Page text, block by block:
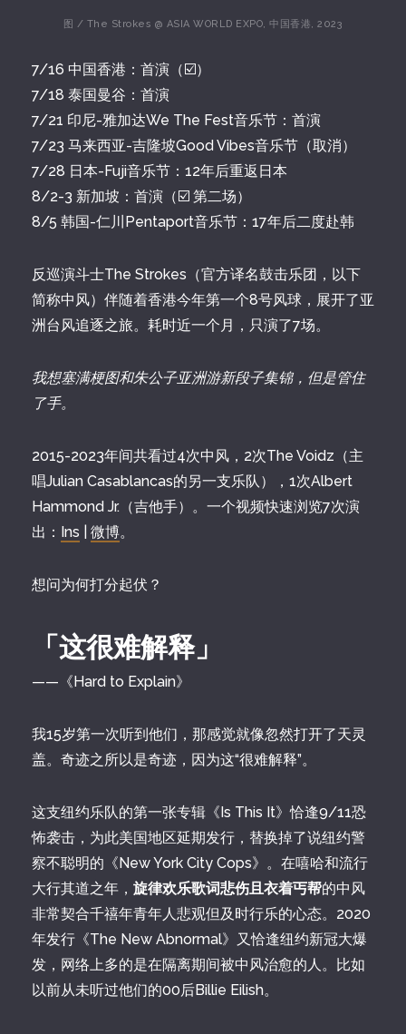
图 / The Strokes @ ASIA WORLD EXPO, 中国香港, 2023
7/16 中国香港：首演（☑️）
7/18 泰国曼谷：首演
7/21 印尼-雅加达We The Fest音乐节：首演
7/23 马来西亚-吉隆坡Good Vibes音乐节（取消）
7/28 日本-Fuji音乐节：12年后重返日本
8/2-3 新加坡：首演（☑️ 第二场）
8/5 韩国-仁川Pentaport音乐节：17年后二度赴韩
反巡演斗士The Strokes（官方译名鼓击乐团，以下
简称中风）伴随着香港今年第一个8号风球，展开了亚
洲台风追逐之旅。耗时近一个月，只演了7场。
我想塞满梗图和朱公子亚洲游新段子集锦，但是管住
了手。
2015-2023年间共看过4次中风，2次The Voidz（主
唱Julian Casablancas的另一支乐队），1次Albert
Hammond Jr.（吉他手）。一个视频快速浏览7次演
出： Ins 微博。
想问为何打分起伏？
「这很难解释」
——《Hard to Explain》
我15岁第一次听到他们，那感觉就像忽然打开了天灵
盖。奇迹之所以是奇迹，因为这“很难解释”。
这支纽约乐队的第一张专辑《Is This It》恰逢9/11恐
怖袭击，为此美国地区延期发行，替换掉了说纽约警
察不聪明的《New York City Cops》。在嘻哈和流行
大行其道之年， 旋律欢乐歌词悲伤且衣着丐帮的中风
非常契合千禧年青年人悲观但及时行乐的心态。2020
年发行《The New Abnormal》又恰逢纽约新冠大爆
发，网络上多的是在隔离期间被中风治愈的人。比如
以前从未听过他们的00后Billie Eilish。